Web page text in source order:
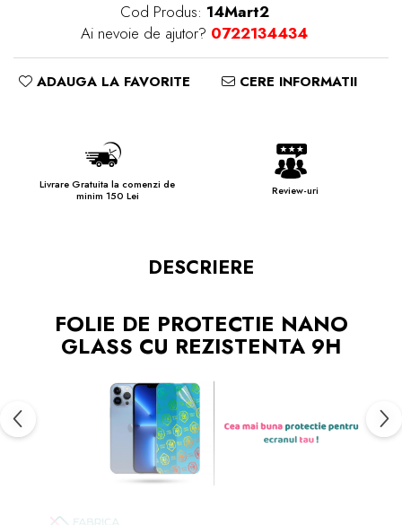
Cod Produs: 14Mart2
Ai nevoie de ajutor? 0722134434
ADAUGA LA FAVORITE CERE INFORMATII
Livrare Gratuita la comenzi de
minim 150 Lei
Review-uri
DESCRIERE
FOLIE DE PROTECTIE NANO
GLASS CU REZISTENTA 9H